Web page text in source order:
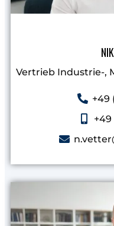
Vertrieb Industrie-,
+49
+49